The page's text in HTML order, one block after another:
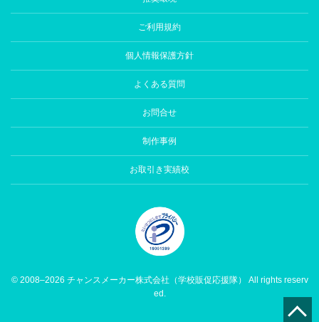
ご利用規約
個人情報保護方針
よくある質問
お問合せ
制作事例
お取引き実績校
© 2008–2026 チャンスメーカー株式会社（学校販促応援隊） All rights reserv
ed.